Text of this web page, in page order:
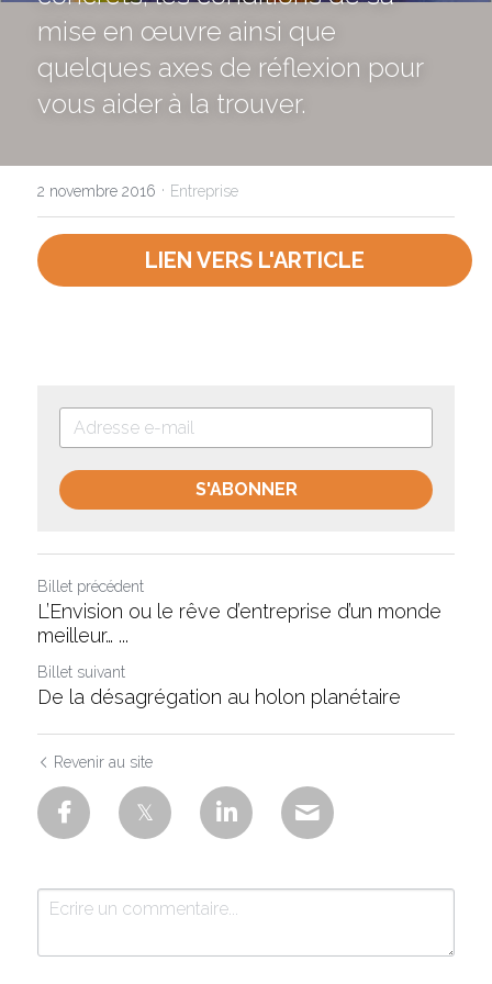
NOUS CONTACTER
mise en œuvre ainsi que
quelques axes de réflexion pour
vous aider à la trouver.
2 novembre 2016 · Entreprise
LIEN VERS L'ARTICLE
S'ABONNER
Billet précédent
L’Envision ou le rêve d’entreprise d’un monde
meilleur… ...
Billet suivant
De la désagrégation au holon planétaire
Revenir au site